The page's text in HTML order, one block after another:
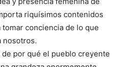
riquísimos contenidos
conciencia de lo que
nosotros.
de por qué el pueblo creyente